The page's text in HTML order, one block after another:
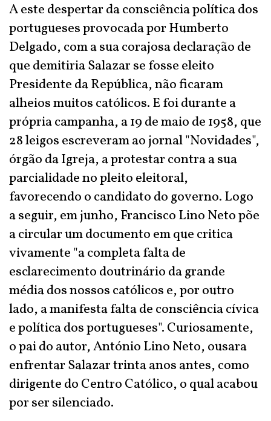
A este despertar da consciência política dos
portugueses provocada por Humberto
Delgado, com a sua corajosa declaração de
que demitiria Salazar se fosse eleito
Presidente da República, não ficaram
alheios muitos católicos. E foi durante a
própria campanha, a 19 de maio de 1958, que
28 leigos escreveram ao jornal "Novidades",
órgão da Igreja, a protestar contra a sua
parcialidade no pleito eleitoral,
favorecendo o candidato do governo. Logo
a seguir, em junho, Francisco Lino Neto põe
a circular um documento em que critica
vivamente "a completa falta de
esclarecimento doutrinário da grande
média dos nossos católicos e, por outro
lado, a manifesta falta de consciência cívica
e política dos portugueses". Curiosamente,
o pai do autor, António Lino Neto, ousara
enfrentar Salazar trinta anos antes, como
dirigente do Centro Católico, o qual acabou
por ser silenciado.